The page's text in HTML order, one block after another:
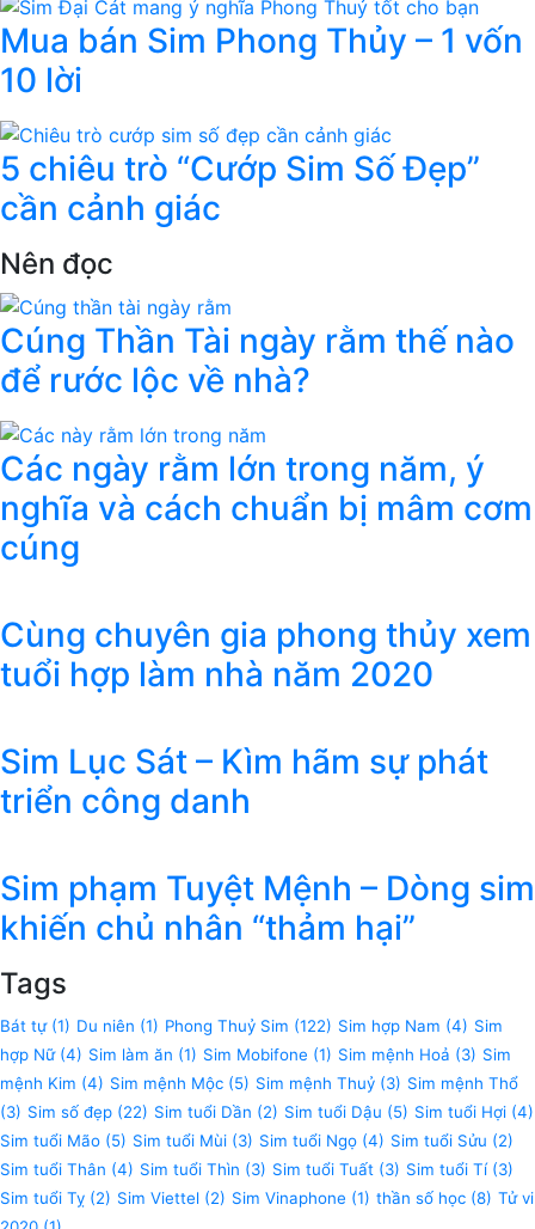
Mua bán Sim Phong Thủy – 1 vốn
10 lời
5 chiêu trò “Cướp Sim Số Đẹp”
cần cảnh giác
Nên đọc
Cúng Thần Tài ngày rằm thế nào
để rước lộc về nhà?
Các ngày rằm lớn trong năm, ý
nghĩa và cách chuẩn bị mâm cơm
cúng
Cùng chuyên gia phong thủy xem
tuổi hợp làm nhà năm 2020
Sim Lục Sát – Kìm hãm sự phát
triển công danh
Sim phạm Tuyệt Mệnh – Dòng sim
khiến chủ nhân “thảm hại”
Tags
Bát tự(1) Du niên (1) Phong Thuỷ Sim (122) Sim hợp Nam (4) Sim
hợp Nữ(4) Sim làm ăn (1) Sim Mobifone (1) Sim mệnh Hoả (3) Sim
mệnh Kim (4) Sim mệnh Mộc (5) Sim mệnh Thuỷ (3) Sim mệnh Thổ
(3) Sim số đẹp (22) Sim tuổi Dần (2) Sim tuổi Dậu (5) Sim tuổi Hợi (4)
Sim tuổi Mão (5) Sim tuổi Mùi (3) Sim tuổi Ngọ (4) Sim tuổi Sửu (2)
Sim tuổi Thân (4) Sim tuổi Thìn (3) Sim tuổi Tuất (3) Sim tuổi Tí(3)
Sim tuổi Tỵ (2) Sim Viettel (2) Sim Vinaphone (1) thần số học (8) Tử vi